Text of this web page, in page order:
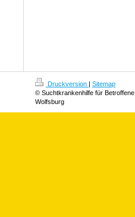
Druckversion | Sitemap
© Suchtkrankenhilfe für
Wolfsburg